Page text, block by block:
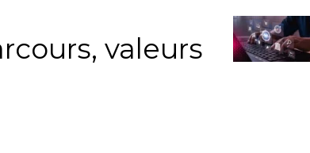
valeurs